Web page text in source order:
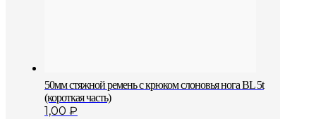
50мм стяжной ремень с крюком слоновья нога BL 5t
(короткая часть)
1,00 ₽